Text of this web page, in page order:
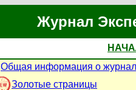
Журнал
Общая информация о
Золотые страницы